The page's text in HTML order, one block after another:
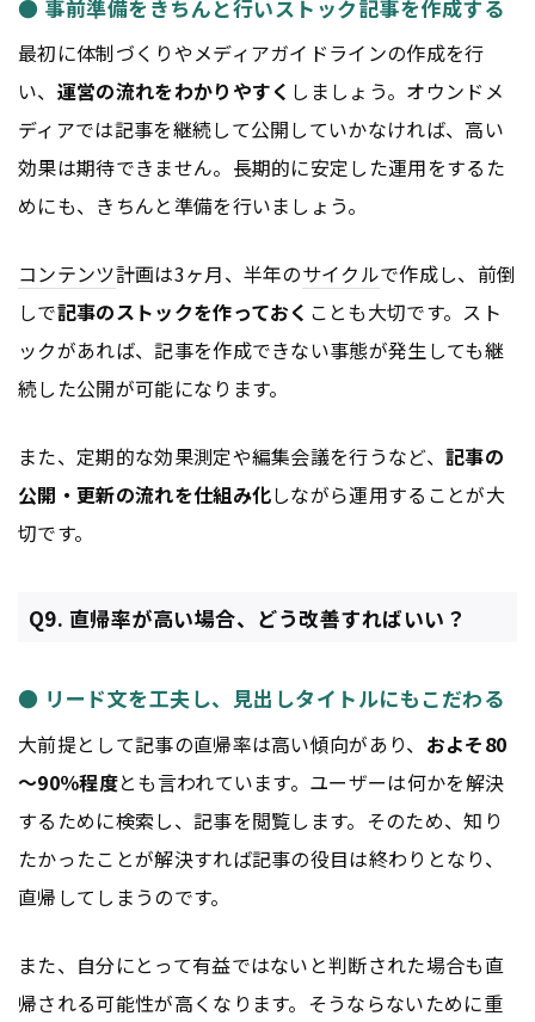
● 事前準備をきちんと行いストック記事を作成する
最初に体制づくりやメディアガイドラインの作成を行
い、 運営の流れをわかりやすく しましょう。オウンドメ
ディアでは記事を継続して公開していかなければ、高い
効果は期待できません。長期的に安定した運用をするた
めにも、きちんと準備を行いましょう。
コンテンツ計画は3ヶ月、半年のサイクルで作成し、前倒
しで記事のストックを作っておく ことも大切です。スト
ックがあれば、記事を作成できない事態が発生しても継
続した公開が可能になります。
また、定期的な効果測定や編集会議を行うなど、記事の
公開・更新の流れを仕組み化しながら運用することが大
切です。
Q9. 直帰率が高い場合、どう改善すればいい？
● リード文を工夫し、見出しタイトルにもこだわる
大前提として記事の直帰率は高い傾向があり、 およそ80
～90％程度とも言われています。ユーザーは何かを解決
するために検索し、記事を閲覧します。そのため、知り
たかったことが解決すれば記事の役目は終わりとなり、
直帰してしまうのです。
また、自分にとって有益ではないと判断された場合も直
帰される可能性が高くなります。そうならないために重